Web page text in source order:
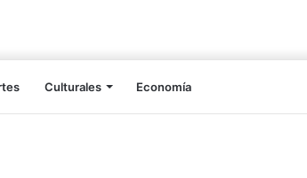
Culturales Economía